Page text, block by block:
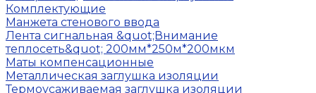
Комплектующие
Манжета стенового ввода
Лента сигнальная &quot;Внимание
теплосеть&quot; 200мм*250м*200мкм
Маты компенсационные
Металлическая заглушка изоляции
Термоусаживаемая заглушка изоляции